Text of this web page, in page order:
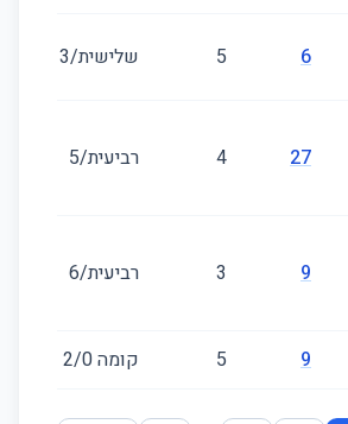
6
5 שלישית/3
27
4 רביעית/5
9
3 רביעית/6
9
5 קומה ‎0‏/2